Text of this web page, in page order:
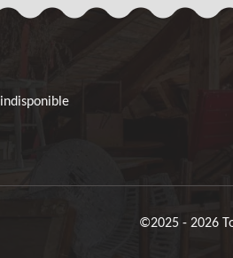
indisponible
©2025 - 2026